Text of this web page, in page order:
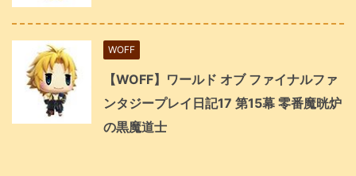
WOFF
【WOFF】ワールド オブ ファイナルファ
ンタジープレイ日記17 第15幕 零番魔晄炉
の黒魔道士